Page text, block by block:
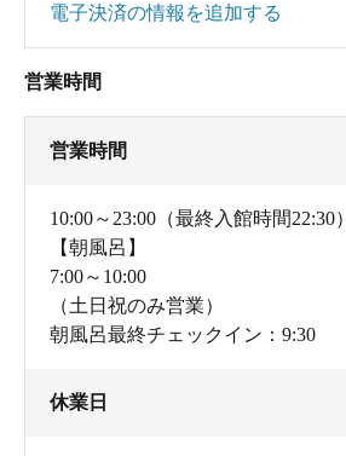
電子決済の情報を追加する
営業時間
営業時間
10:00～23:00（最終入館時間22:30）
【朝風呂】
7:00～10:00
（土日祝のみ営業）
朝風呂最終チェックイン：9:30
休業日